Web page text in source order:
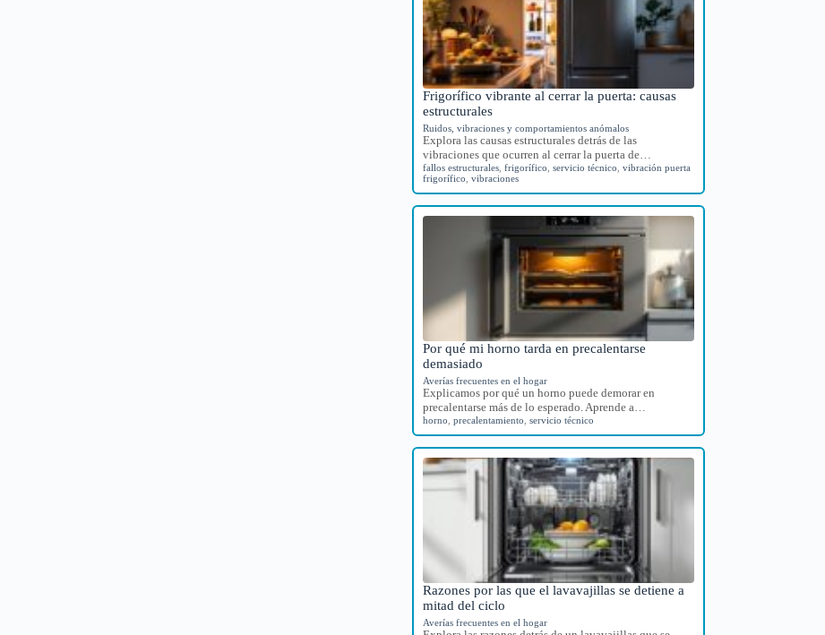
Frigorífico vibrante al cerrar la puerta: causas
estructurales
Ruidos, vibraciones y comportamientos anómalos
Explora las causas estructurales detrás de las
vibraciones que ocurren al cerrar la puerta de…
fallos estructurales ,frigorífico ,servicio técnico ,vibración puerta
frigorífico ,vibraciones
Por qué mi horno tarda en precalentarse
demasiado
Averías frecuentes en el hogar
Explicamos por qué un horno puede demorar en
precalentarse más de lo esperado. Aprende a…
horno ,precalentamiento ,servicio técnico
Razones por las que el lavavajillas se detiene a
mitad del ciclo
Averías frecuentes en el hogar